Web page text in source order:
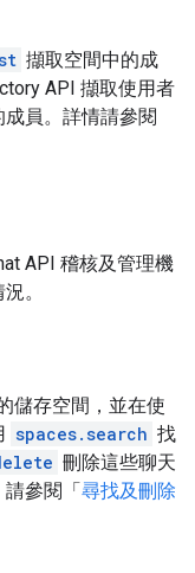
擷取空間中的成
API 擷取使用者
員。詳情請參閱
API 稽核及管理機
。
儲存空間，並在使
spaces.search 找
刪除這些聊天
參閱「尋找及刪除